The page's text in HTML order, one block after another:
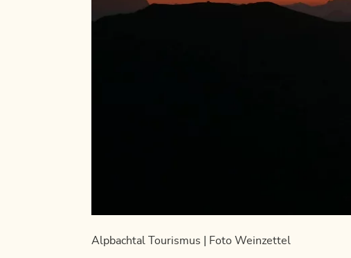
Alpbachtal Tourismus | Foto Weinzettel